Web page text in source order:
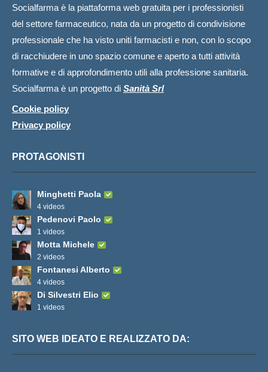
Socialfarma è la piattaforma web gratuita per i professionisti
del settore farmaceutico, nata da un progetto di condivisione
professionale che ha visto uniti farmacisti e non, con lo scopo
di racchiudere in uno spazio comune e aperto a tutti attività
formative e di approfondimento utili alla professione sanitaria.
Socialfarma è un progetto di Sanità Srl
Cookie policy
Privacy policy
PROTAGONISTI
Minghetti Paola
4 videos
Pedenovi Paolo
1 videos
Motta Michele
2 videos
Fontanesi Alberto
4 videos
Di Silvestri Elio
1 videos
SITO WEB IDEATO E REALIZZATO DA: